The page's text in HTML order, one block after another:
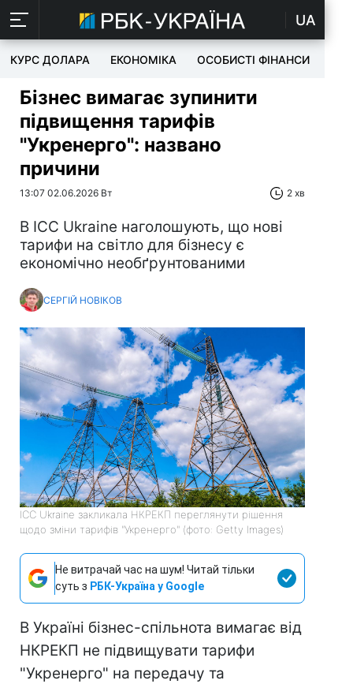
UA
КУРС ДОЛАРА ЕКОНОМІКА ОСОБИСТІ ФІНАНСИ
Бізнес вимагає зупинити
підвищення тарифів
"Укренерго": названо
причини
13:07 02.06.2026 Вт 2 хв
В ICC Ukraine наголошують, що нові
тарифи на світло для бізнесу є
економічно необґрунтованими
СЕРГІЙ НОВІКОВ
ICC Ukraine закликала НКРЕКП переглянути рішення
щодо зміни тарифів "Укренерго" (фото: Getty Images)
Не витрачай час на шум! Читай тільки
суть з РБК-Україна у Google
В Україні бізнес-спільнота вимагає від
НКРЕКП не підвищувати тарифи
"Укренерго" на передачу та